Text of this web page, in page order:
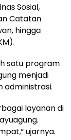
Sosial,
Catatan
hingga
satu program
menjadi
administrasi.
layanan di
ujarnya.